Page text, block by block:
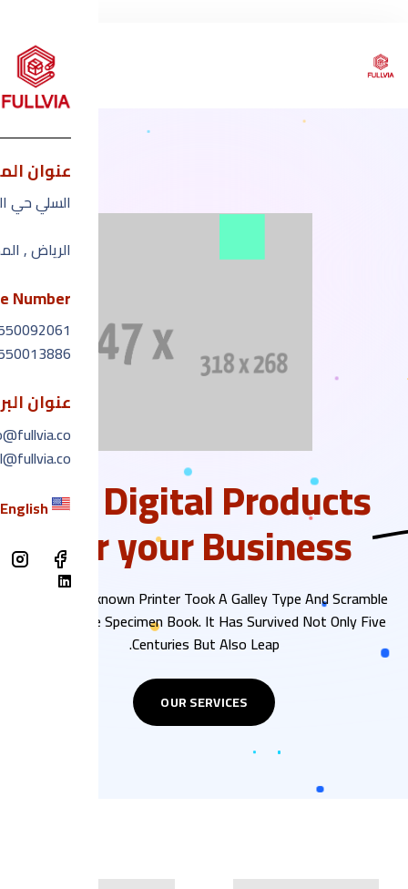
عنوان
السلي حي
الرياض ,
Number
عنوان
EnglishGet DigitalProducts
For your Business
When An Unknown Printer Took A Galley Type And Scramble
Make A Type Specimen Book. It Has Survived Not Only Five
Centuries But Also Leap.
OUR SERVICES